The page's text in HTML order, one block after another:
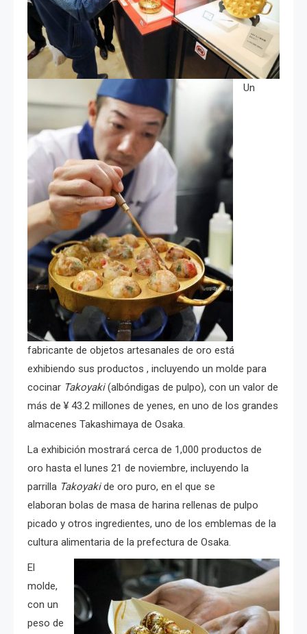
Un
fabricante de objetos artesanales de oro está
exhibiendo sus productos , incluyendo un molde para
cocinar Takoyaki (albóndigas de pulpo), con un valor de
más de ¥ 43.2 millones de yenes, en uno de los grandes
almacenes Takashimaya de Osaka.
La exhibición mostrará cerca de 1,000 productos de
oro hasta el lunes 21 de noviembre, incluyendo la
parrilla Takoyakide oro puro, en el que se
elaboran bolas de masa de harina rellenas de pulpo
picado y otros ingredientes, uno de los emblemas de la
cultura alimentaria de la prefectura de Osaka.
El
molde,
con un
peso de